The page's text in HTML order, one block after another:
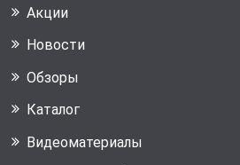
Акции
Новости
Обзоры
Каталог
Видеоматериалы